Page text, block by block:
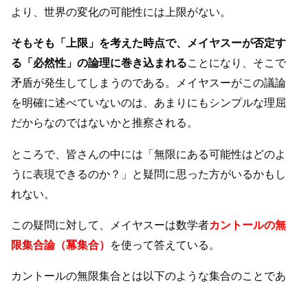
より、世界の変化の可能性には上限がない。
そもそも「上限」を考えた時点で、メイヤスーが否定す
る「必然性」の論理に巻き込まれることになり、そこで
矛盾が発生してしまうのである。メイヤスーがこの議論
を明確に述べていないのは、あまりにもシンプルな理屈
だからなのではないかと推察される。
ところで、皆さんの中には「無限にある可能性はどのよ
うに表現できるのか？」と疑問に思った方がいるかもし
れない。
この疑問に対して、メイヤスーは数学者カントールの無
限集合論（冪集合）
を使って答えている。
カントールの無限集合とは以下のような集合のことであ